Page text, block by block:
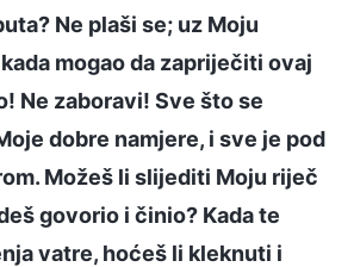
Ne plaši se; uz Moju
mogao da zapriječiti ovaj
Ne zaboravi! Sve što se
dobre namjere, i sve je pod
Možeš li slijediti Moju riječ
govorio i činio? Kada te
vatre, hoćeš li kleknuti i